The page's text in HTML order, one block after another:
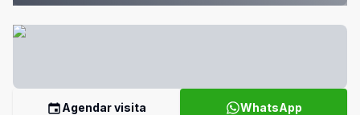
Agendar visita WhatsApp